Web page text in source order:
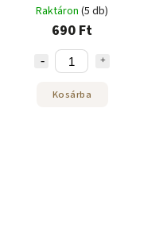
Raktáron (5 db)
690 Ft
Kosárba